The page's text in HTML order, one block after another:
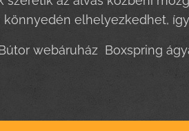
elhelyezkedhet,
webáruház Boxspring